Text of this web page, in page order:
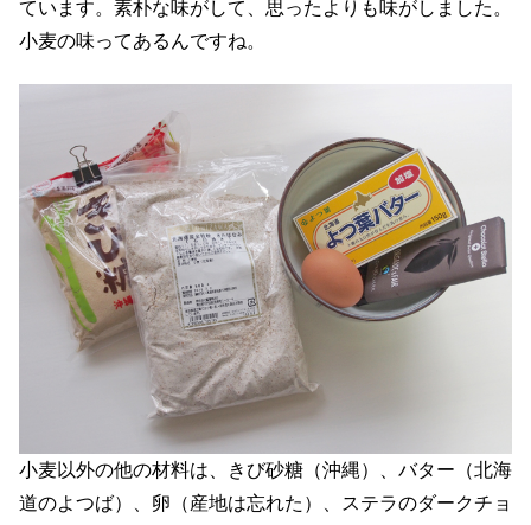
ています。素朴な味がして、思ったよりも味がしました。
小麦の味ってあるんですね。
小麦以外の他の材料は、きび砂糖（沖縄）、バター（北海
道のよつば）、卵（産地は忘れた）、ステラのダークチョ